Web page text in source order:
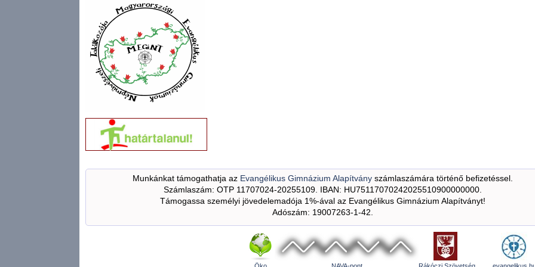
Munkánkat támogathatja az Evangélikus Gimnázium Alapítványszámlaszámára történő befizetéssel.
Számlaszám: OTP 11707024-20255109. IBAN: HU75117070242025510900000000.
Támogassa személyi jövedelemadója 1%-ával az Evangélikus Gimnázium Alapítványt!
Adószám: 19007263-1-42.